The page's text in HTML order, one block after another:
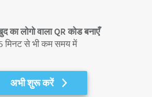
का लोगो वाला QR कोड बनाएँ
मिनट से भी कम समय में
अभी शुरू करें